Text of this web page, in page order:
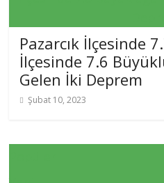
Pazarcık İlçesinde
İlçesinde 7.6
Gelen İki Deprem
Şubat 10, 2023